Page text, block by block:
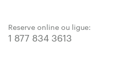
Reserve online ou ligue:
1 877 834 3613